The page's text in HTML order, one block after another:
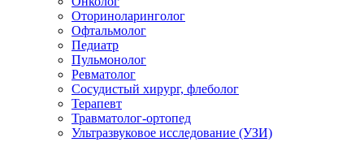
Оториноларинголог
Офтальмолог
Педиатр
Пульмонолог
Ревматолог
Сосудистый хирург, флеболог
Терапевт
Травматолог-ортопед
Ультразвуковое исследование (УЗИ)